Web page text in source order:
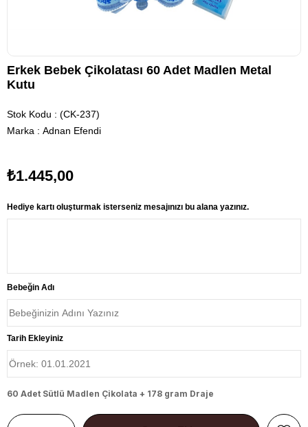
Erkek Bebek Çikolatası 60 Adet Madlen Metal
Kutu
Stok Kodu
(CK-237)
Marka : Adnan Efendi
₺1.445,00
Hediye kartı oluşturmak isterseniz mesajınızı bu alana yazınız.
Bebeğin Adı
Tarih Ekleyiniz
60 Adet Sütlü Madlen Çikolata + 178 gram Draje